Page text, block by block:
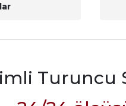
Turuncu